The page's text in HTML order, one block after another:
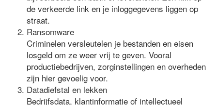
de verkeerde link en je inloggegevens liggen op
straat.
Ransomware
Criminelen versleutelen je bestanden en eisen
losgeld om ze weer vrij te geven. Vooral
productiebedrijven, zorginstellingen en overheden
zijn hier gevoelig voor.
Datadiefstal en lekken
Bedrijfsdata, klantinformatie of intellectueel